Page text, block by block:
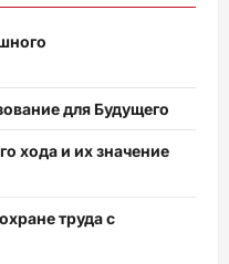
для Будущего
хода и их значение
труда с